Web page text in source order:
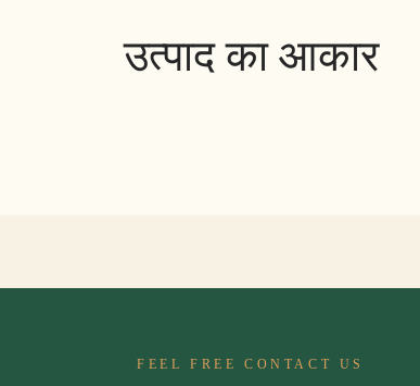
उत्पाद का आकार
FEEL FREE CONTACT US